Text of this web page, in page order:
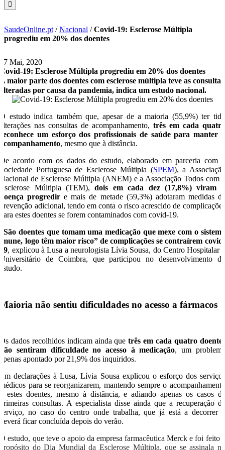
SaudeOnline.pt /Nacional /Covid-19: Esclerose Múltipla
progrediu em 20% dos doentes
27 Mai, 2020
Covid-19: Esclerose Múltipla progrediu em 20% dos doentes
A maior parte dos doentes com esclerose múltipla teve as consultas
alteradas por causa da pandemia, indica um estudo nacional.
O estudo indica também que, apesar de a maioria (55,9%) ter tido
alterações nas consultas de acompanhamento, três em cada quatro
reconhece um esforço dos profissionais de saúde para manter o
acompanhamento, mesmo que à distância.
De acordo com os dados do estudo, elaborado em parceria com a
Sociedade Portuguesa de Esclerose Múltipla (SPEM), a Associação
Nacional de Esclerose Múltipla (ANEM) e a Associação Todos com a
Esclerose Múltipla (TEM),dois em cada dez (17,8%) viram a
doença progredir e mais de metade (59,3%) adotaram medidas de
prevenção adicional, tendo em conta o risco acrescido de complicações
para estes doentes se forem contaminados com covid-19.
“São doentes que tomam uma medicação que mexe com o sistema
imune, logo têm maior risco” de complicações se contraírem covid-
19, explicou à Lusa a neurologista Lívia Sousa, do Centro Hospitalar e
Universitário de Coimbra, que participou no desenvolvimento do
estudo.
Maioria não sentiu dificuldades no acesso a fármacos
Os dados recolhidos indicam ainda quetrês em cada quatro doentes
não sentiram dificuldade no acesso à medicação, um problema
apenas apontado por 21,9% dos inquiridos.
Em declarações à Lusa, Lívia Sousa explicou o esforço dos serviços
médicos para se reorganizarem, mantendo sempre o acompanhamento
a estes doentes, mesmo à distância, e adiando apenas os casos de
primeiras consultas. A especialista disse ainda que a recuperação de
serviço, no caso do centro onde trabalha, que já está a decorrer e
deverá ficar concluída depois do verão.
O estudo, que teve o apoio da empresa farmacêutica Merck e foi feito a
propósito do Dia Mundial da Esclerose Múltipla, que se assinala no